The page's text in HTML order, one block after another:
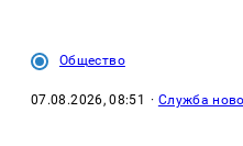
Общество
07.08.2026, 08:51 · Служба